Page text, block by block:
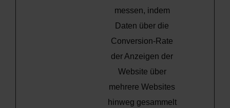
messen, indem
Daten über die
Conversion-Rate
der Anzeigen der
Website über
mehrere Websites
hinweg gesammelt